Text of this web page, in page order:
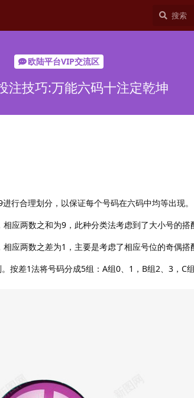
欧陆平台VIP交流区
注技巧:万能六码十注定乾坤
合理划分，以保证每个号码在六码中均等出现。
两数之和为9，此种分类法考虑到了大小号的搭
两数之差为1，主要是考虑了相应号位的奇偶搭
差1法将号码分成5组：A组0、1，B组2、3，C